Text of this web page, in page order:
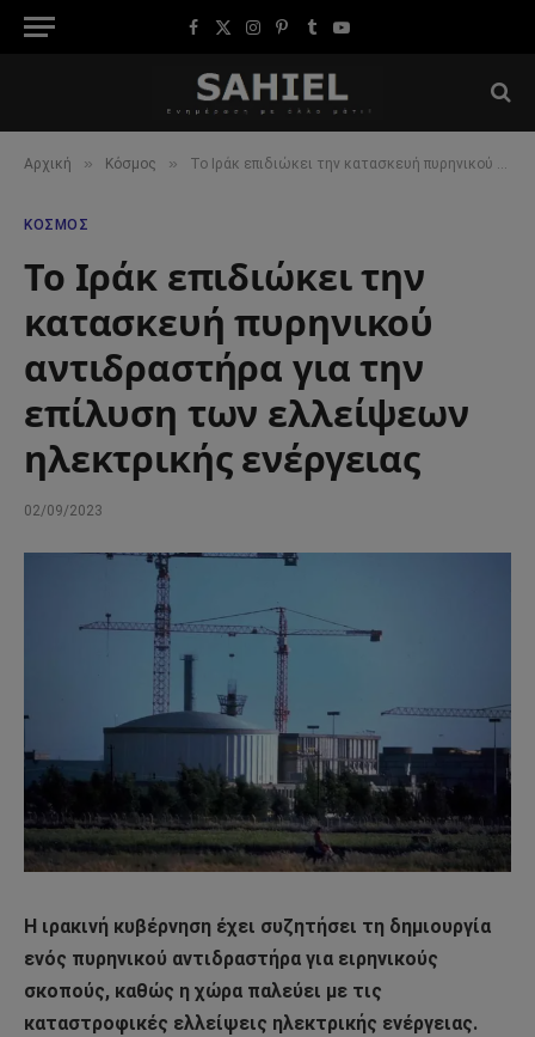
Facebook
X
Instagram
Pinterest
TumblrYouTube
Αρχική » Κόσμος » Το Ιράκ επιδιώκει την κατασκευή πυρηνικού αντιδραστήρα για την επίλυση των ελλείψεων ηλεκτρικής ενέργειας
ΚΌΣΜΟΣ
Το Ιράκ επιδιώκει την
κατασκευή πυρηνικού
αντιδραστήρα για την
επίλυση των ελλείψεων
ηλεκτρικής ενέργειας
02/09/2023
Η ιρακινή κυβέρνηση έχει συζητήσει τη δημιουργία
ενός πυρηνικού αντιδραστήρα για ειρηνικούς
σκοπούς, καθώς η χώρα παλεύει με τις
καταστροφικές ελλείψεις ηλεκτρικής ενέργειας.